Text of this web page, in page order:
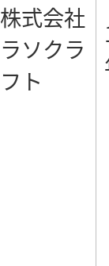
株式会社
ラソクラ
フト